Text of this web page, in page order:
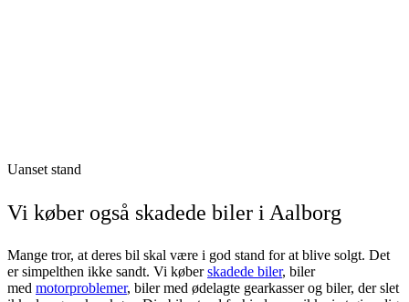
Uanset stand
Vi køber også skadede biler i Aalborg
Mange tror, at deres bil skal være i god stand for at blive solgt. Det
er simpelthen ikke sandt. Vi køberskadede biler, biler
med motorproblemer, biler med ødelagte gearkasser og biler, der slet